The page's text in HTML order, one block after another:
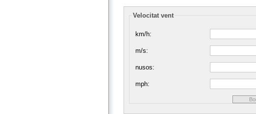
Velocitat vent
km/h:
m/s:
nusos:
mph: